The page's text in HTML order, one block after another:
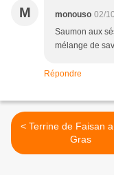
M monouso 02/
Saumon aux
mélange de
Répondre
< Terrine de Faisan au Foie
Gras